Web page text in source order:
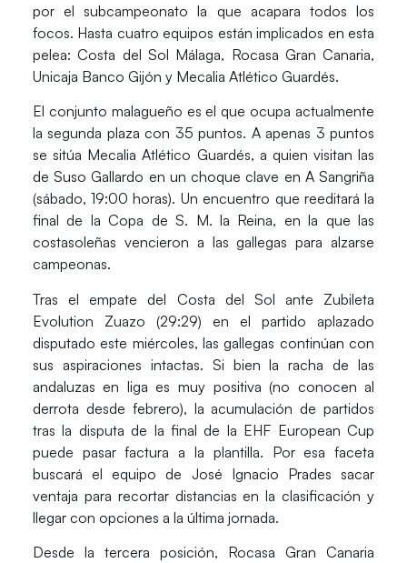
por el subcampeonato la que acapara todos los
focos. Hasta cuatro equipos están implicados en esta
pelea:Costa del Sol Málaga, Rocasa Gran Canaria,
Unicaja Banco Gijón y Mecalia Atlético Guardés.
El conjunto malagueño es el que ocupa actualmente
la segunda plaza con 35 puntos. A apenas 3 puntos
se sitúa Mecalia Atlético Guardés, a quien visitan las
deSuso Gallardo en un choque clave en A Sangriña
(sábado, 19:00 horas). Un encuentro que reeditará la
final de laCopa de S. M. la Reina, en la que las
costasoleñas vencieron a las gallegas para alzarse
campeonas.
Tras el empate del Costa del Sol ante Zubileta
Evolution Zuazo (29:29) en el partido aplazado
disputado este miércoles, las gallegas continúan con
sus aspiraciones intactas. Si bien la racha de las
andaluzas en liga es muy positiva (no conocen al
derrota desde febrero), la acumulación de partidos
tras la disputa de la final de la EHF European Cup
puede pasar factura a la plantilla. Por esa faceta
buscará el equipo de José Ignacio Prades sacar
ventaja para recortar distancias en la clasificación y
llegar con opciones a la última jornada.
Desde la tercera posición, Rocasa Gran Canaria